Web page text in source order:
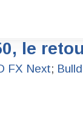
le
FX Next;